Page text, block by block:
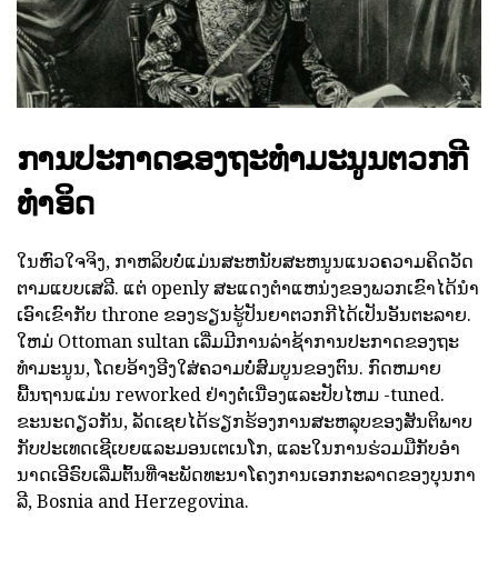
ການປະກາດຂອງຖະທໍາມະນູນຕວກກີ
ທໍາອິດ
ໃນຫົວໃຈຈິງ, ກາຫລິບບໍ່ແມ່ນສະຫນັບສະຫນູນແນວຄວາມຄິດວັດ
ຕາມແບບເສລີ. ແຕ່ openly ສະແດງຕໍາແຫນ່ງຂອງພວກເຂົາໄດ້ນໍາ
ເອົາເຂົາກັບ throne ຂອງຮຽນຮູ້ປັນຍາຕວກກີໄດ້ເປັນອັນຕະລາຍ.
ໃຫມ່ Ottoman sultan ເລີ່ມມີການລ່າຊ້າການປະກາດຂອງຖະ
ທໍາມະນູນ, ໂດຍອ້າງອີງໃສ່ຄວາມບໍ່ສົມບູນຂອງຕົນ. ກົດຫມາຍ
ພື້ນຖານແມ່ນ reworked ຢ່າງຕໍ່ເນື່ອງແລະປັບໄຫມ -tuned.
ຂະນະດຽວກັນ, ລັດເຊຍໄດ້ຮຽກຮ້ອງການສະຫລຸບຂອງສັນຕິພາບ
ກັບປະເທດເຊີເບຍແລະມອນເຕເນໂກ, ແລະໃນການຮ່ວມມືກັບອໍາ
ນາດເອີຣົບເລີ່ມຕົ້ນທີ່ຈະພັດທະນາໂຄງການເອກກະລາດຂອງບຸນກາ
ລີ, Bosnia and Herzegovina.